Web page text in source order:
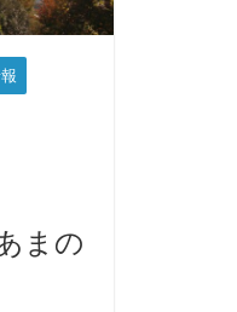
まの